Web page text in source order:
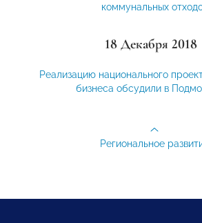
коммунальных
18 Декабря 2018
Реализацию национального
бизнеса обсудили в
Региональное